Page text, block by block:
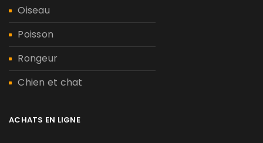
Oiseau
Poisson
Rongeur
Chien et chat
ACHATS EN LIGNE